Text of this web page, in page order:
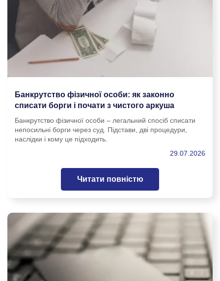
Банкрутство фізичної особи: як законно
списати борги і почати з чистого аркуша
Банкрутство фізичної особи – легальний спосіб списати
непосильні борги через суд. Підстави, дві процедури,
наслідки і кому це підходить.
29.07.2026
Читати повністю